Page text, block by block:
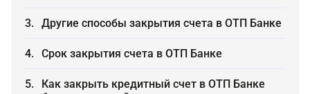
Другие способы закрытия счета в ОТП Банке
Срок закрытия счета в ОТП Банке
Как закрыть кредитный счет в ОТП Банке